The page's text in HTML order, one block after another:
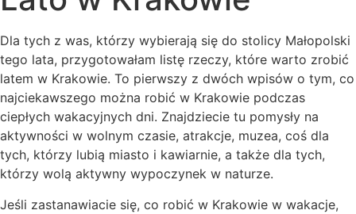
Dla tych z was, którzy wybierają się do stolicy Małopolski
tego lata, przygotowałam listę rzeczy, które warto zrobić
latem w Krakowie. To pierwszy z dwóch wpisów o tym, co
najciekawszego można robić w Krakowie podczas
ciepłych wakacyjnych dni. Znajdziecie tu pomysły na
aktywności w wolnym czasie, atrakcje, muzea, coś dla
tych, którzy lubią miasto i kawiarnie, a także dla tych,
którzy wolą aktywny wypoczynek w naturze.
Jeśli zastanawiacie się, co robić w Krakowie w wakacje,